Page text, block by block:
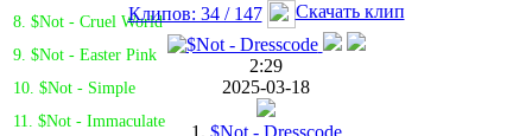
8. $Not - Cruel World
9. $Not - Easter Pink
10. $Not - Simple
11. $Not - Immaculate
Клипов: 34 / 147 Скачать клип
2:29
2025-03-18
1. $Not - Dresscode